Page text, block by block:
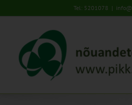
to
Tel: 5201078 |